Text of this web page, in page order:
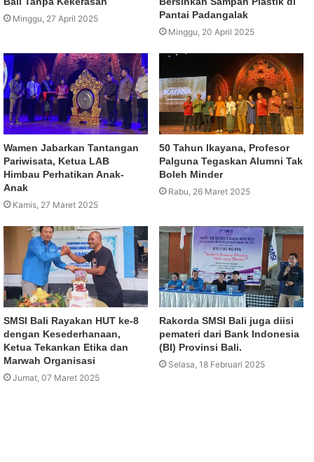
Minggu, 27 April 2025
Pantai Padangalak
Minggu, 20 April 2025
Wamen Jabarkan Tantangan
Pariwisata, Ketua LAB
Himbau Perhatikan Anak-
Anak
Kamis, 27 Maret 2025
50 Tahun Ikayana, Profesor
Palguna Tegaskan Alumni Tak
Boleh Minder
Rabu, 26 Maret 2025
SMSI Bali Rayakan HUT ke-8
dengan Kesederhanaan,
Ketua Tekankan Etika dan
Marwah Organisasi
Jumat, 07 Maret 2025
Rakorda SMSI Bali juga diisi
pemateri dari Bank Indonesia
(BI) Provinsi Bali.
Selasa, 18 Februari 2025